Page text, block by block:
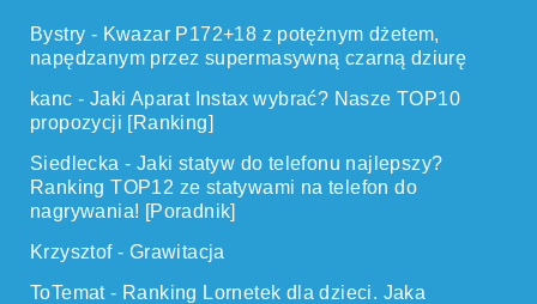
Bystry - Kwazar P172+18 z potężnym dżetem,
napędzanym przez supermasywną czarną dziurę
kanc - Jaki Aparat Instax wybrać? Nasze TOP10
propozycji [Ranking]
Siedlecka - Jaki statyw do telefonu najlepszy?
Ranking TOP12 ze statywami na telefon do
nagrywania! [Poradnik]
Krzysztof- Grawitacja
ToTemat- Ranking Lornetek dla dzieci. Jaka